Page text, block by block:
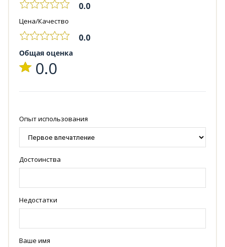
0.0
Цена/Качество
0.0
Общая оценка
0.0
Опыт использования
Достоинства
Недостатки
Ваше имя